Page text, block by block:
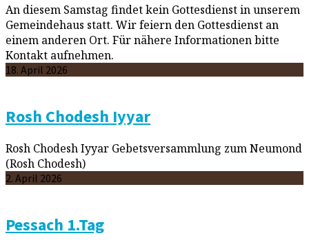
An diesem Samstag findet kein Gottesdienst in unserem
Gemeindehaus statt. Wir feiern den Gottesdienst an
einem anderen Ort. Für nähere Informationen bitte
Kontakt aufnehmen.
18. April 2026
Rosh Chodesh Iyyar
Rosh Chodesh Iyyar Gebetsversammlung zum Neumond
(Rosh Chodesh)
2. April 2026
Pessach 1.Tag